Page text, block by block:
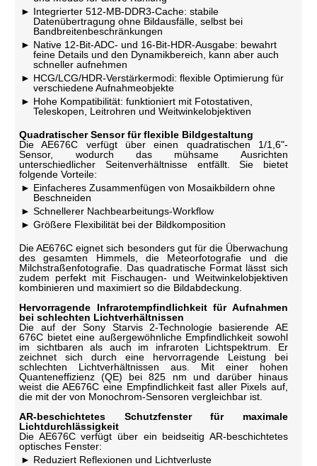
Integrierter 512-MB-DDR3-Cache: stabile
Datenübertragung ohne Bildausfälle, selbst bei
Bandbreitenbeschränkungen
Native 12-Bit-ADC- und 16-Bit-HDR-Ausgabe: bewahrt
feine Details und den Dynamikbereich, kann aber auch
schneller aufnehmen
HCG/LCG/HDR-Verstärkermodi: flexible Optimierung für
verschiedene Aufnahmeobjekte
Hohe Kompatibilität: funktioniert mit Fotostativen,
Teleskopen, Leitrohren und Weitwinkelobjektiven
Quadratischer Sensor für flexible Bildgestaltung
Die AE676C verfügt über einen quadratischen 1/1,6"-
Sensor, wodurch das mühsame Ausrichten
unterschiedlicher Seitenverhältnisse entfällt. Sie bietet
folgende Vorteile:
Einfacheres Zusammenfügen von Mosaikbildern ohne
Beschneiden
Schnellerer Nachbearbeitungs-Workflow
Größere Flexibilität bei der Bildkomposition
Die AE676C eignet sich besonders gut für die Überwachung
des gesamten Himmels, die Meteorfotografie und die
Milchstraßenfotografie. Das quadratische Format lässt sich
zudem perfekt mit Fischaugen- und Weitwinkelobjektiven
kombinieren und maximiert so die Bildabdeckung.
Hervorragende Infrarotempfindlichkeit für Aufnahmen
bei schlechten Lichtverhältnissen
Die auf der Sony Starvis 2-Technologie basierende AE
676C bietet eine außergewöhnliche Empfindlichkeit sowohl
im sichtbaren als auch im infraroten Lichtspektrum. Er
zeichnet sich durch eine hervorragende Leistung bei
schlechten Lichtverhältnissen aus. Mit einer hohen
Quanteneffizienz (QE) bei 825 nm und darüber hinaus
weist die AE676C eine Empfindlichkeit fast aller Pixels auf,
die mit der von Monochrom-Sensoren vergleichbar ist.
AR-beschichtetes Schutzfenster für maximale
Lichtdurchlässigkeit
Die AE676C verfügt über ein beidseitig AR-beschichtetes
optisches Fenster:
Reduziert Reflexionen und Lichtverluste